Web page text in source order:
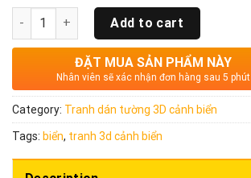
Quantity Add to cart
ĐẶT MUA SẢN PHẨM NÀY
Nhân viên sẽ xác nhận đơn hàng sau 5 phút
Category: Tranh dán tường 3D cảnh biển
Tags: biển, tranh 3d cảnh biển